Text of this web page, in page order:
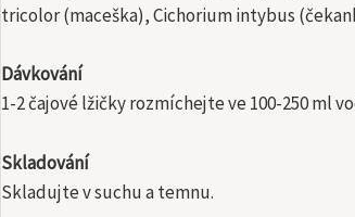
tricolor (maceška), Cichorium intybus
Dávkování
1-2 čajové lžičky rozmíchejte ve 100-250 ml
Skladování
Skladujte v suchu a temnu.